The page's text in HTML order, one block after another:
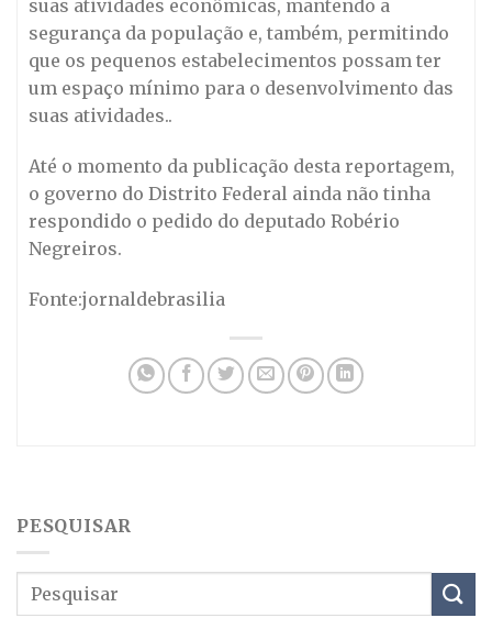
suas atividades econômicas, mantendo a
segurança da população e, também, permitindo
que os pequenos estabelecimentos possam ter
um espaço mínimo para o desenvolvimento das
suas atividades..
Até o momento da publicação desta reportagem,
o governo do Distrito Federal ainda não tinha
respondido o pedido do deputado Robério
Negreiros.
Fonte:jornaldebrasilia
PESQUISAR